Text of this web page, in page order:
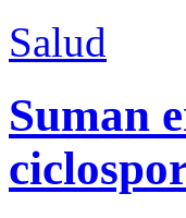
Salud
Suman